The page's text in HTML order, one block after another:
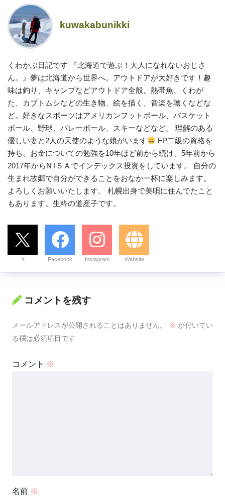
kuwakabunikki
くわかぶ日記です 『北海道で遊ぶ！大人になれないおじさ
ん。』夢は北海道から世界へ。アウトドアが大好きです！趣
味は釣り、キャンプなどアウトドア全般。熱帯魚、くわが
た、カブトムシなどの生き物、絵を描く、音楽を聴くなどな
ど。好きなスポーツはアメリカンフットボール、バスケット
ボール、野球、バレーボール、スキーなどなど。 理解のある
優しい妻と2人の天使のような娘がいます
FP二級の資格を
持ち、お金についての勉強を10年ほど前から続け、5年前から
2017年からN IＳＡでインデックス投資をしています。 自分の
生まれ故郷で自分ができることをおなか一杯に楽しみます。
よろしくお願いいたします。 札幌出身で美唄に住んでたこと
もあります。生粋の道産子です。
X Facebook Instagram Website
コメントを残す
メールアドレスが公開されることはありません。 ※ が付いてい
る欄は必須項目です
コメント ※
名前 ※